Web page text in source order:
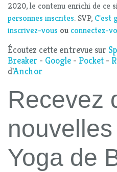
2020, le contenu enrichi de ce
personnes inscrites. SVP, C'est
inscrivez-vous ou connectez-
Écoutez cette entrevue sur
Breaker - Google - Pocket -
d'Anchor
Recevez
Yoga de